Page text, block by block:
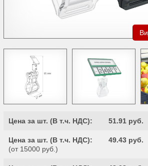
Цена за шт. (В т.ч. НДС): 51.91 руб.
Цена за шт. (В т.ч. НДС):
(от 15000 руб.)
49.43 руб.